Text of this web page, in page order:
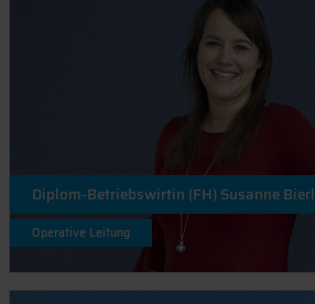
Diplom-Betriebswirtin (FH) Susanne Bierl
Operative Leitung